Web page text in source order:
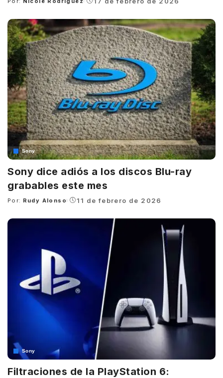
Posted
Sony
Sony dice adiós a los discos Blu-ray
grabables este mes
Posted
Por: Rudy Alonso 11 de febrero de 2026
Sony
Filtraciones de la PlayStation 6: